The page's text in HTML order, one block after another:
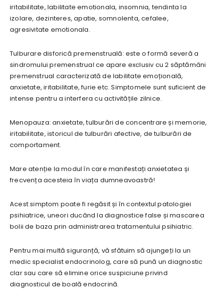
iritabilitate, labilitate emotionala, insomnia, tendinta la
izolare, dezinteres, apatie, somnolenta, cefalee,
agresivitate emotionala.
Tulburare disforică premenstruală: este o formă severă a
sindromului premenstrual ce apare exclusiv cu 2 săptămâni
premenstrual caracterizată de labilitate emoțională,
anxietate, iritabilitate, furie etc. Simptomele sunt suficient de
intense pentru a interfera cu activitățile zilnice.
Menopauza: anxietate, tulburări de concentrare și memorie,
iritabilitate, istoricul de tulburări afective, de tulburări de
comportament.
Mare atenție la modul în care manifestați anxietatea și
frecvența acesteia în viața dumneavoastră!
Acest simptom poate fi regăsit și în contextul patologiei
psihiatrice, uneori ducând la diagnostice false și mascarea
bolii de baza prin administrarea tratamentului psihiatric.
Pentru mai multă siguranță, vă sfătuim să ajungeți la un
medic specialist endocrinolog, care să pună un diagnostic
clar sau care să elimine orice suspiciune privind
diagnosticul de boală endocrină.